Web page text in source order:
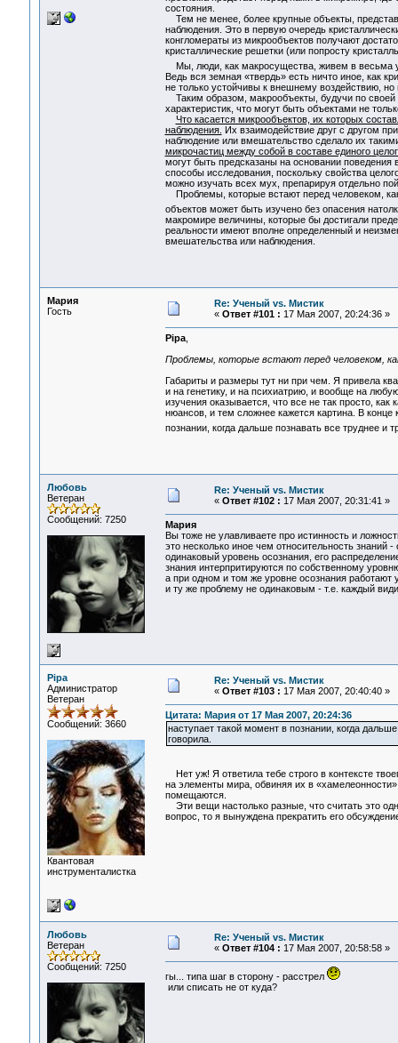
состояния.
Тем не менее, более крупные объекты,
наблюдения. Это в первую очередь
конгломераты из микрообъектов получают
кристаллические решетки (или попросту
Мы, люди, как макросущества, живем в весьма
Ведь вся земная «твердь» есть ничто иное, как
не только устойчивы к внешнему воздействию,
Таким образом, макрообъекты, будучи по своей
характеристик, что могут быть объектами не
Что касается микрообъектов, их которых
наблюдения.
Их взаимодействие друг с другом
наблюдение или вмешательство сделало их
микрочастиц между собой в составе единого
могут быть предсказаны на основании поведения
способы исследования, поскольку свойства
можно изучать всех мух, препарируя отдельно
Проблемы, которые встают перед человеком,
объектов может быть изучено без опасения
макромире величины, которые бы достигали
реальности имеют вполне определенный и
вмешательства или наблюдения.
Мария
Гость
Re: Ученый vs. Мистик
« Ответ #101 : 17 Мая 2007, 20:24:36 »
Pipa,
Проблемы, которые встают перед человеком,
Габариты и размеры тут ни при чем. Я привела
и на генетику, и на психиатрию, и вообще на
изучения оказывается, что все не так просто,
нюансов, и тем сложнее кажется картина. В
познании, когда дальше познавать все труднее
Любовь
Ветеран
Сообщений: 7250
Re: Ученый vs. Мистик
« Ответ #102 : 17 Мая 2007, 20:31:41 »
Мария
Вы тоже не улавливаете про истинность и
это несколько иное чем относительность знаний
одинаковый уровень осознания, его
знания интерпритируются по собственному
а при одном и том же уровне осознания работают
и ту же проблему не одинаковым - т.е. каждый
Pipa
Администратор
Ветеран
Сообщений: 3660
Квантовая
инструменталистка
Re: Ученый vs. Мистик
« Ответ #103 : 17 Мая 2007, 20:40:40 »
Цитата: Мария от 17 Мая 2007, 20:24:36
наступает такой момент в познании, когда
говорила.
Нет уж! Я ответила тебе строго в контексте
на элементы мира, обвиняя их в
помещаются.
Эти вещи настолько разные, что считать это
вопрос, то я вынуждена прекратить его
Любовь
Ветеран
Сообщений: 7250
Re: Ученый vs. Мистик
« Ответ #104 : 17 Мая 2007, 20:58:58 »
гы... типа шаг в сторону - расстрел
или списать не от куда?